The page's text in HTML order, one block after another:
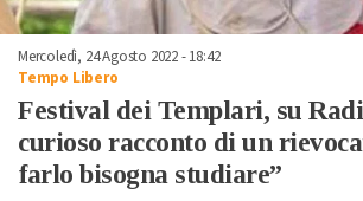
Mercoledì, 24 Agosto 2022 - 18:42
Tempo Libero
Festival dei Templari, su
curioso racconto di un
farlo bisogna studiare”